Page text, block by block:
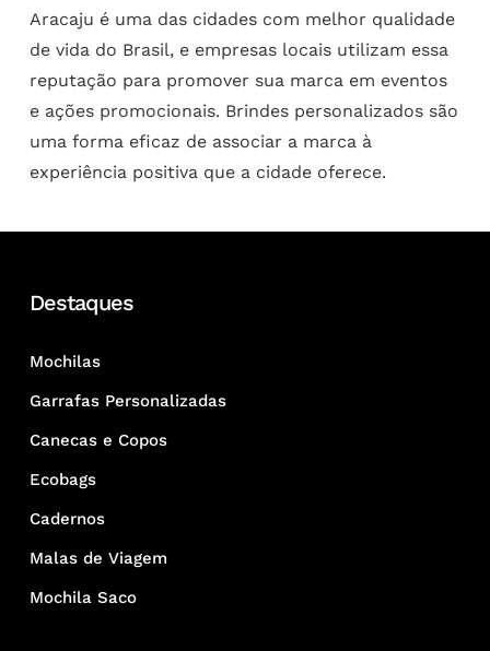
Aracaju é uma das cidades com melhor qualidade
de vida do Brasil, e empresas locais utilizam essa
reputação para promover sua marca em eventos
e ações promocionais. Brindes personalizados são
uma forma eficaz de associar a marca à
experiência positiva que a cidade oferece.
Destaques
Mochilas
Garrafas Personalizadas
Canecas e Copos
Ecobags
Cadernos
Malas de Viagem
Mochila Saco